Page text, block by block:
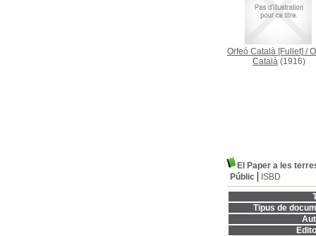
Orfeó Català [Fullet] /
Català (1916)
El Paper a les
Públic
ISBD
Tipus de